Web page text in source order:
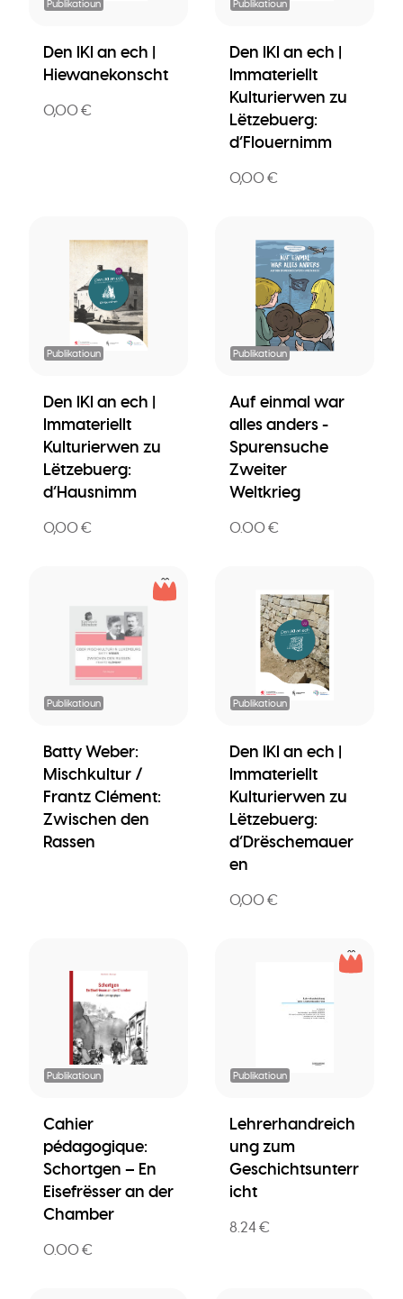
Publikatioun
Den IKI an ech |
Hiewanekonscht
0,00 €
Publikatioun
Den IKI an ech |
Immateriellt
Kulturierwen zu
Lëtzebuerg:
d’Flouernimm
0,00 €
Publikatioun
Den IKI an ech |
Immateriellt
Kulturierwen zu
Lëtzebuerg:
d’Hausnimm
0,00 €
Publikatioun
Auf einmal war
alles anders -
Spurensuche
Zweiter
Weltkrieg
0.00 €
Publikatioun
Batty Weber:
Mischkultur /
Frantz Clément:
Zwischen den
Rassen
Publikatioun
Den IKI an ech |
Immateriellt
Kulturierwen zu
Lëtzebuerg:
d’Drëschemauer
en
0,00 €
Publikatioun
Cahier
pédagogique:
Schortgen – En
Eisefrësser an der
Chamber
0.00 €
Publikatioun
Lehrerhandreich
ung zum
Geschichtsunterr
icht
8.24 €